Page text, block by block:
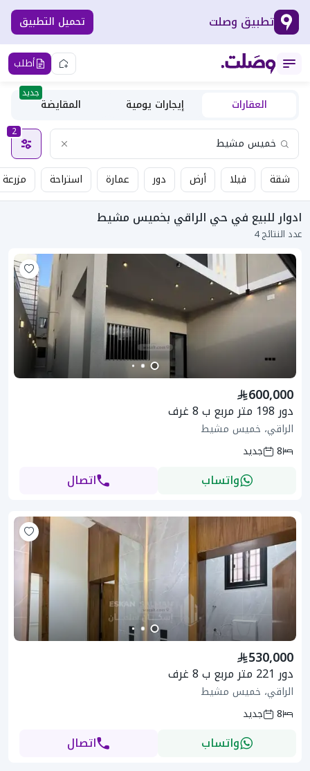
تطبيق وصلت تحميل التطبيق
أطلب
العقارات إيجارات يومية المقايضة
جديد
2
شقة فيلا أرض دور عمارة استراحة مزرعة
ادوار للبيع في حي الراقي بخميس مشيط
عدد النتائج 4
600,000
دور 198 متر مربع ب 8 غرف
الراقي، خميس مشيط
8
جديد
واتساب اتصال
530,000
دور 221 متر مربع ب 8 غرف
الراقي، خميس مشيط
8
جديد
واتساب اتصال